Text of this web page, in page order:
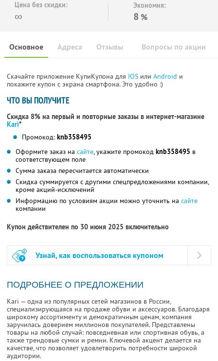
Цена без скидки:
∞
Экономия:
8 %
Основное Отзывы Вопросы по акции
Адреса
Скачайте приложение КупиКупона для IOS или Android и
покажите купон с экрана смартфона. Это удобно :)
ЧТО ВЫ ПОЛУЧИТЕ
Скидка 8% на первый и повторные заказы в интернет-магазине
Kari*
Промокод: knb358495
Оформите заказ на сайте, укажите промокод knb358495 в
соответствующем поле
Сумма заказа пересчитается автоматически
Скидка суммируется с другими спецпредложениями компании,
кроме акций-исключений
Информацию по условиям акции можно уточнить на сайте
компании
Купон действителен по 30 июня 2025 включительно
Узнай, как воспользоваться купоном
ПОДРОБНЕЕ О ПРЕДЛОЖЕНИИ
Kari — одна из популярных сетей магазинов в России,
специализирующаяся на продаже обуви и аксессуаров. Благодаря
широкому ассортименту и демократичным ценам, компания
заручилась доверием миллионов покупателей. Представлены
товары на любой случай: повседневная или спортивная обувь, а
также трендовые сумки и ремни. Ключевой акцент делается на
качестве, что позволяет удовлетворить потребности широкой
аудитории.